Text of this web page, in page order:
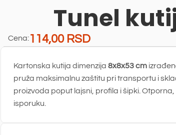
Tunel
Cena:114,00 RSD
Kartonska kutija dimenzija 8x8x53 cm
pruža maksimalnu zaštitu pri transportu i
proizvoda poput lajsni, profila i šipki.
isporuku.